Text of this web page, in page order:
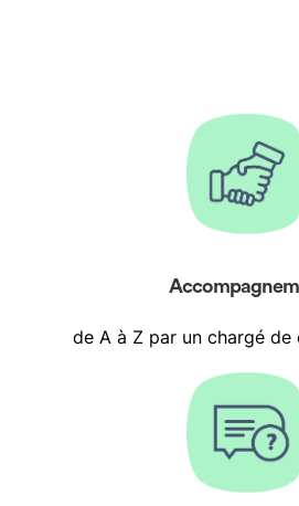
de A à Z par un chargé de